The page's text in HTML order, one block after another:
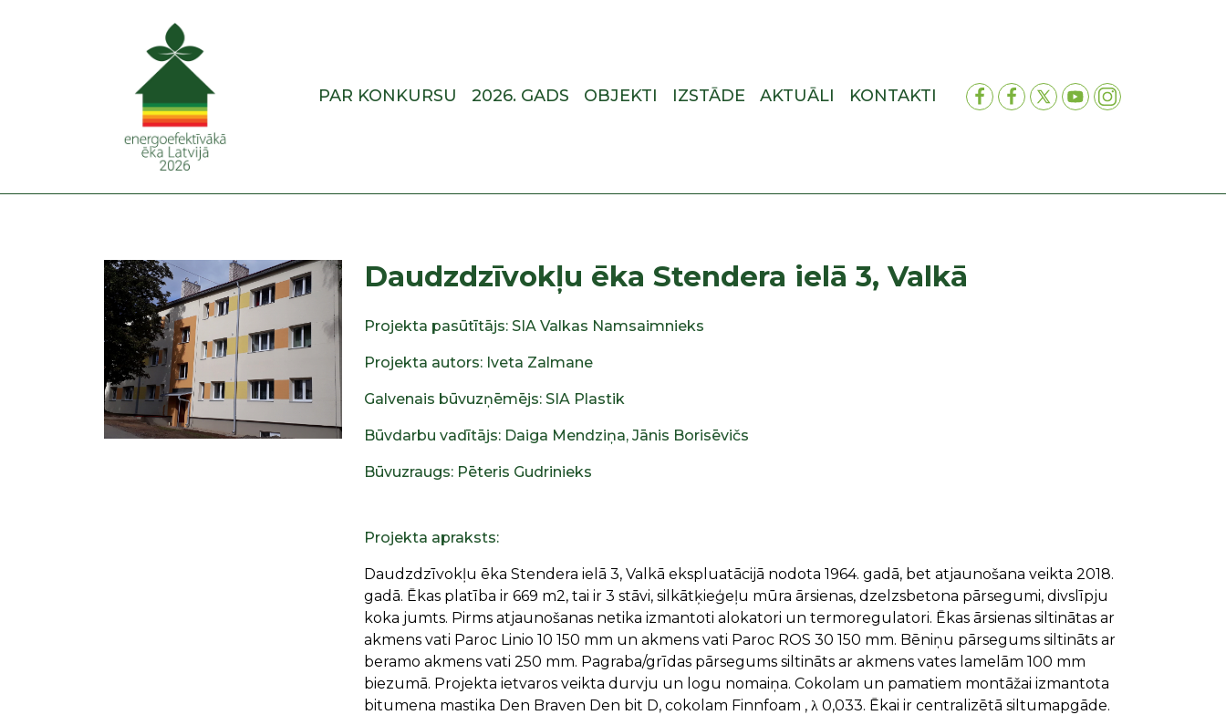
PAR KONKURSU 2026. GADS OBJEKTI IZSTĀDE AKTUĀLI KONTAKTI
Daudzdzīvokļu ēka Stendera ielā 3, Valkā
Projekta pasūtītājs: SIA Valkas Namsaimnieks
Projekta autors: Iveta Zalmane
Galvenais būvuzņēmējs: SIA Plastik
Būvdarbu vadītājs: Daiga Mendziņa, Jānis Borisēvičs
Būvuzraugs: Pēteris Gudrinieks
Projekta apraksts:
Daudzdzīvokļu ēka Stendera ielā 3, Valkā ekspluatācijā nodota 1964. gadā, bet atjaunošana veikta 2018.
gadā. Ēkas platība ir 669 m2, tai ir 3 stāvi, silkātķieģeļu mūra ārsienas, dzelzsbetona pārsegumi, divslīpju
koka jumts. Pirms atjaunošanas netika izmantoti alokatori un termoregulatori. Ēkas ārsienas siltinātas ar
akmens vati Paroc Linio 10 150 mm un akmens vati Paroc ROS 30 150 mm. Bēniņu pārsegums siltināts ar
beramo akmens vati 250 mm. Pagraba/grīdas pārsegums siltināts ar akmens vates lamelām 100 mm
biezumā. Projekta ietvaros veikta durvju un logu nomaiņa. Cokolam un pamatiem montāžai izmantota
bitumena mastika Den Braven Den bit D, cokolam Finnfoam , λ 0,033. Ēkai ir centralizētā siltumapgāde.